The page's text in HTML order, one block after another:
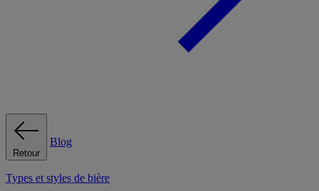
Retour
Blog
Types et styles de bière